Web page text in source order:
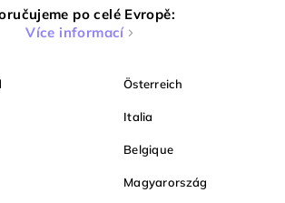
po celé Evropě:
Více informací
Österreich
Italia
Belgique
Magyarország